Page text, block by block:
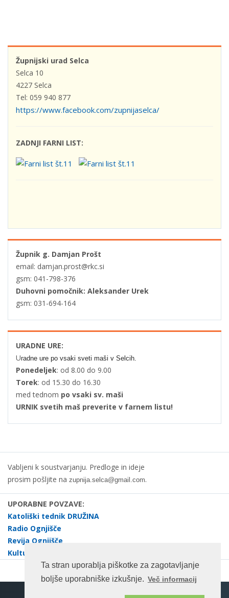
Ta stran uporablja piškotke za zagotavljanje
boljše uporabniške izkušnje. Več informacij
Župnijski urad Selca
Selca 10
4227 Selca
Tel: 059 940 877
https://www.facebook.com/zupnijaselca/
ZADNJI FARNI LIST:
Župnik g. Damjan Prošt
email: damjan.prost@rkc.si
gsm: 041-798-376
Duhovni pomočnik: Aleksander Urek
gsm: 031-694-164
URADNE URE:
Uradne ure po vsaki sveti maši v Selcih.
Ponedeljek: od 8.00 do 9.00
Torek: od 15.30 do 16.30
med tednom po vsaki sv. maši
URNIK svetih maš preverite v farnem listu!
Vabljeni k soustvarjanju. Predloge in ideje
prosim pošljite na zupnija.selca@gmail.com.
UPORABNE POVZAVE:
Katoliški tednik DRUŽINA
Radio Ognjišče
Revija Ognjišče
Kulturno društvo dr. Janez Evangelist Krek Selca